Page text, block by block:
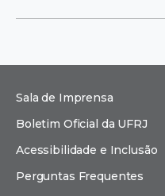
Sala de Imprensa
Boletim Oficial da UFRJ
Acessibilidade e Inclusão
Perguntas Frequentes